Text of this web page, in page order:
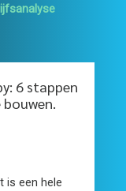
6 stappen
is een hele